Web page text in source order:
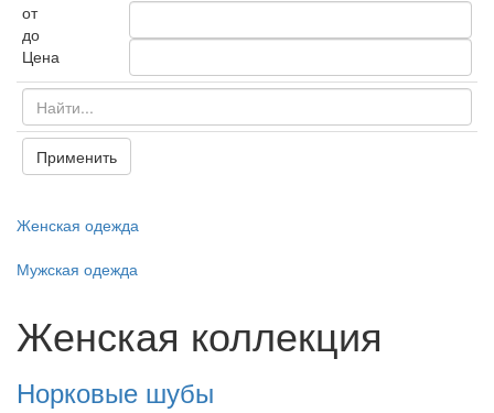
от
до
Цена
Применить
Женская одежда
Мужская одежда
Женская коллекция
Норковые шубы